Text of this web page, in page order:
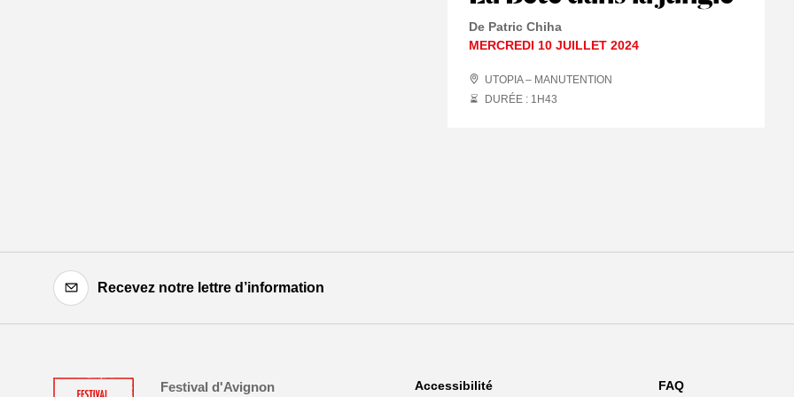
De Patric Chiha
MERCREDI 10 JUILLET 2024
UTOPIA – MANUTENTION
DURÉE : 1 H43
Recevez notre lettre d’information
Festival d'Avignon Accessibilité FAQ